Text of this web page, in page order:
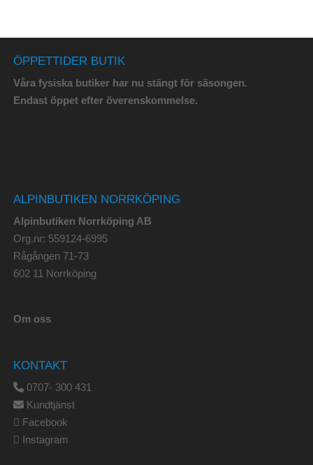
ÖPPETTIDER BUTIK
Våra fysiska butiker har nu stängt för säsongen.
Endast öppet efter överenskommelse.
ALPINBUTIKEN NORRKÖPING
Alpinbutiken Norrköping AB
Org.nr: 559124-6995
Rågången 71-73
602 11 Norrköping
Om oss
KONTAKT
0707- 300 431
Kundtjänst
Facebook
Instagram